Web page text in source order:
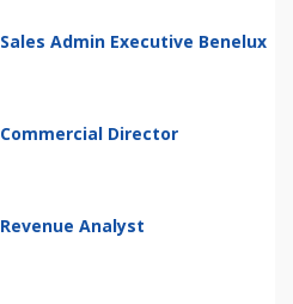
Sales Admin Executive Benelux
Commercial Director
Revenue Analyst